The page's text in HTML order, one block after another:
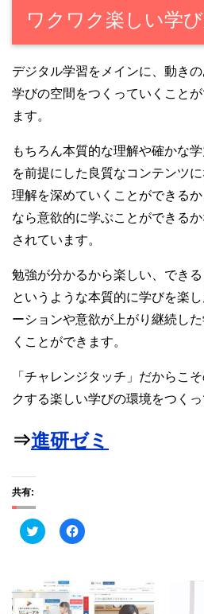
ワクワク楽しい学び
デジタル学習をメインに、動き
学びの空間をつくっていくこと
ます。
もちろん本質的な理解や確かな
を前提にした良質なコンテンツ
理解を深めていくことができる
なら意欲的に学ぶことができる
されています。
勉強が分かるから楽しい、でき
というような本質的に学びを楽
ーションや意欲が上がり継続し
くことができます。
「チャレンジタッチ」だからこ
クする楽しい学びの環境をつくっ
⇒進研ゼミ
共有:
ク
リ
て
T
w
F
a
k